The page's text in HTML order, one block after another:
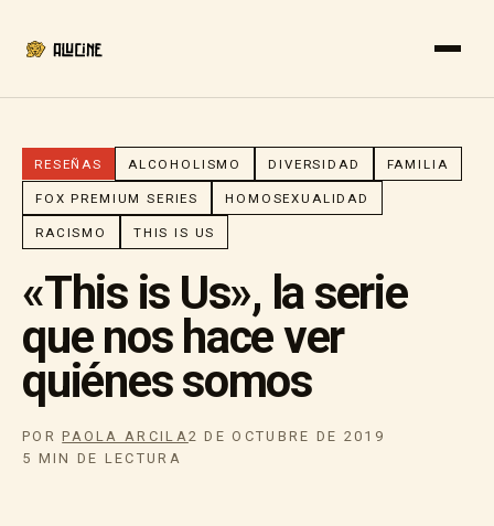
RESEÑAS ALCOHOLISMO DIVERSIDAD FAMILIA
FOX PREMIUM SERIES HOMOSEXUALIDAD
RACISMO THIS IS US
«This is Us», la serie
que nos hace ver
quiénes somos
PORPAOLA ARCILA2 DE OCTUBRE DE 2019
5 MIN DE LECTURA